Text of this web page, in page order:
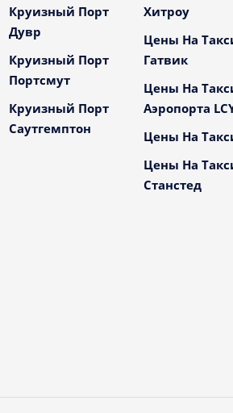
Круизный Порт
Дувр
Круизный Порт
Портсмут
Круизный Порт
Саутгемптон
Хитроу
Цены На
Гатвик
Цены На
Аэропорта
Цены На
Цены На
Станстед